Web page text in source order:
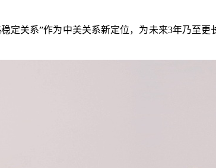
关系”作为中美关系新定位，为未来3年乃至更